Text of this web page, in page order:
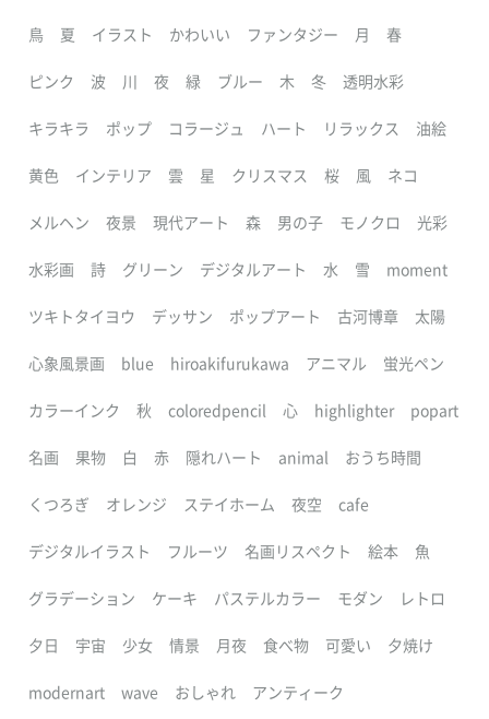
鳥 夏 イラスト かわいい ファンタジー 月 春
ピンク 波 川 夜 緑 ブルー 木 冬 透明水彩
キラキラ ポップ コラージュ ハート リラックス 油絵
黄色 インテリア 雲 星 クリスマス 桜 風 ネコ
メルヘン 夜景 現代アート 森 男の子 モノクロ 光彩
水彩画 詩 グリーン デジタルアート 水 雪 moment
ツキトタイヨウ デッサン ポップアート 古河博章 太陽
心象風景画 blue hiroakifurukawa アニマル 蛍光ペン
カラーインク 秋 coloredpencil 心 highlighter popart
名画 果物 白 赤 隠れハート animal おうち時間
くつろぎ オレンジ ステイホーム 夜空 cafe
デジタルイラスト フルーツ 名画リスペクト 絵本 魚
グラデーション ケーキ パステルカラー モダン レトロ
夕日 宇宙 少女 情景 月夜 食べ物 可愛い 夕焼け
modernart wave おしゃれ アンティーク